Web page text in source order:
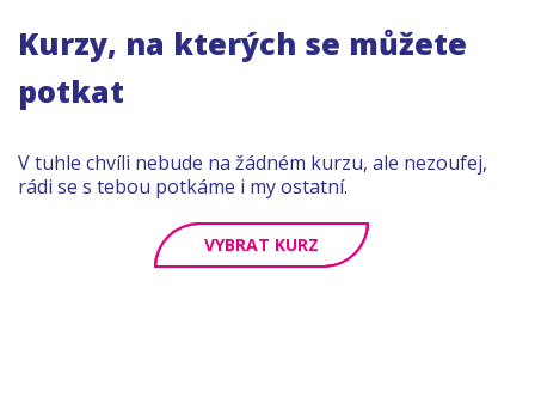
Kurzy, na kterých se můžete
potkat
V tuhle chvíli nebude na žádném kurzu, ale nezoufej,
rádi se s tebou potkáme i my ostatní.
VYBRAT KURZ